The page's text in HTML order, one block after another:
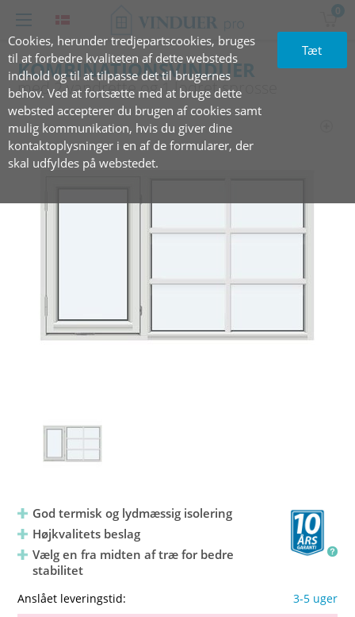
Cookies, herunder tredjepartscookies, bruges
til at forbedre kvaliteten af dette websteds
indhold og til at tilpasse det til brugernes
behov. Ved at fortsætte med at bruge dette
websted accepterer du brugen af cookies samt
mulig kommunikation, hvis du giver dine
kontaktoplysninger i en af de formularer, der
skal udfyldes på webstedet.
Tæt
0
KOMBINATIONSVINDUER
med 2 ‎vandrette og 1 ‎lodret sprosse
God termisk og lydmæssig isolering
Højkvalitets beslag
Vælg en fra midten af træ for bedre
stabilitet
Anslået leveringstid: 3-5 uger